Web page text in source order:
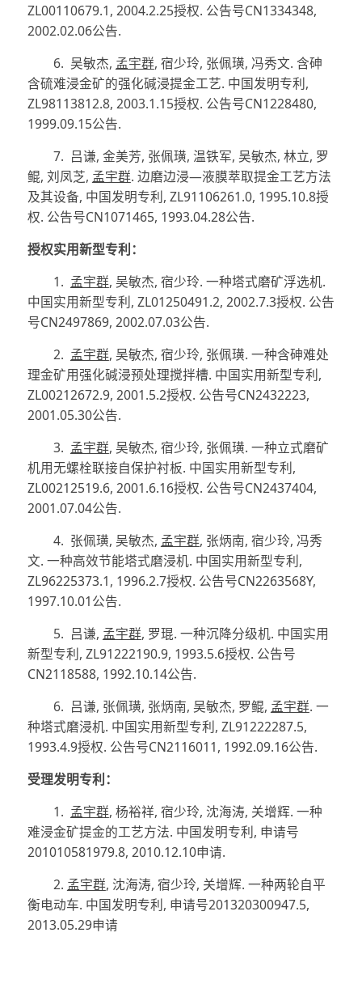
ZL00110679.1, 2004.2.25授权. 公告号CN1334348,
2002.02.06公告.
6. 吴敏杰, 孟宇群, 宿少玲, 张佩璜, 冯秀文. 含砷
含硫难浸金矿的强化碱浸提金工艺. 中国发明专利,
ZL98113812.8, 2003.1.15授权. 公告号CN1228480,
1999.09.15公告.
7. 吕谦, 金美芳, 张佩璜, 温铁军, 吴敏杰, 林立, 罗
鲲, 刘凤芝, 孟宇群. 边磨边浸—液膜萃取提金工艺方法
及其设备, 中国发明专利, ZL91106261.0, 1995.10.8授
权. 公告号CN1071465, 1993.04.28公告.
授权实用新型专利：
1. 孟宇群, 吴敏杰, 宿少玲. 一种塔式磨矿浮选机.
中国实用新型专利, ZL01250491.2, 2002.7.3授权. 公告
号CN2497869, 2002.07.03公告.
2. 孟宇群, 吴敏杰, 宿少玲, 张佩璜. 一种含砷难处
理金矿用强化碱浸预处理搅拌槽. 中国实用新型专利,
ZL00212672.9, 2001.5.2授权. 公告号CN2432223,
2001.05.30公告.
3. 孟宇群, 吴敏杰, 宿少玲, 张佩璜. 一种立式磨矿
机用无螺栓联接自保护衬板. 中国实用新型专利,
ZL00212519.6, 2001.6.16授权. 公告号CN2437404,
2001.07.04公告.
4. 张佩璜, 吴敏杰, 孟宇群, 张炳南, 宿少玲, 冯秀
文. 一种高效节能塔式磨浸机. 中国实用新型专利,
ZL96225373.1, 1996.2.7授权. 公告号CN2263568Y,
1997.10.01公告.
5. 吕谦, 孟宇群, 罗琨. 一种沉降分级机. 中国实用
新型专利, ZL91222190.9, 1993.5.6授权. 公告号
CN2118588, 1992.10.14公告.
6. 吕谦, 张佩璜, 张炳南, 吴敏杰, 罗鲲, 孟宇群. 一
种塔式磨浸机. 中国实用新型专利, ZL91222287.5,
1993.4.9授权. 公告号CN2116011, 1992.09.16公告.
受理发明专利：
1. 孟宇群, 杨裕祥, 宿少玲, 沈海涛, 关增辉. 一种
难浸金矿提金的工艺方法. 中国发明专利, 申请号
201010581979.8, 2010.12.10申请.
2. 孟宇群, 沈海涛, 宿少玲, 关增辉. 一种两轮自平
衡电动车. 中国发明专利, 申请号201320300947.5,
2013.05.29申请